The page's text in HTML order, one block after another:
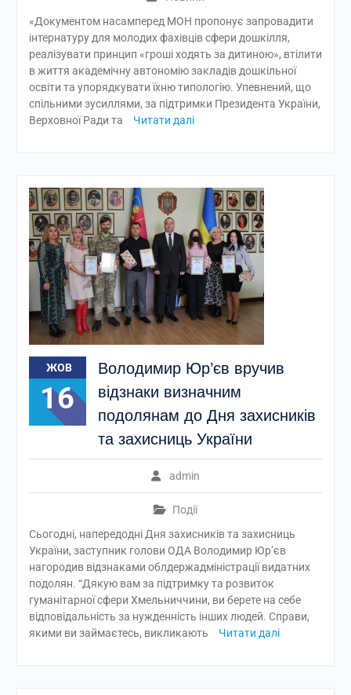
«Документом насамперед МОН пропонує запровадити
інтернатуру для молодих фахівців сфери дошкілля,
реалізувати принцип «гроші ходять за дитиною», втілити
в життя академічну автономію закладів дошкільної
освіти та упорядкувати їхню типологію. Упевнений, що
спільними зусиллями, за підтримки Президента України,
Верховної Ради та
Читати далі
ЖОВ
16
Володимир Юр’єв вручив
відзнаки визначним
подолянам до Дня захисників
та захисниць України
admin
Події
Сьогодні, напередодні Дня захисників та захисниць
України, заступник голови ОДА Володимир Юр’єв
нагородив відзнаками облдержадміністрації видатних
подолян. “Дякую вам за підтримку та розвиток
гуманітарної сфери Хмельниччини, ви берете на себе
відповідальність за нужденність інших людей. Справи,
якими ви займаєтесь, викликають
Читати далі